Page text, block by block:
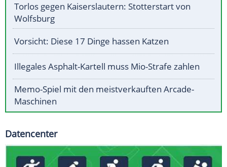
Torlos gegen Kaiserslautern: Stotterstart von
Wolfsburg
Vorsicht: Diese 17 Dinge hassen Katzen
Illegales Asphalt-Kartell muss Mio-Strafe zahlen
Memo-Spiel mit den meistverkauften Arcade-
Maschinen
Datencenter